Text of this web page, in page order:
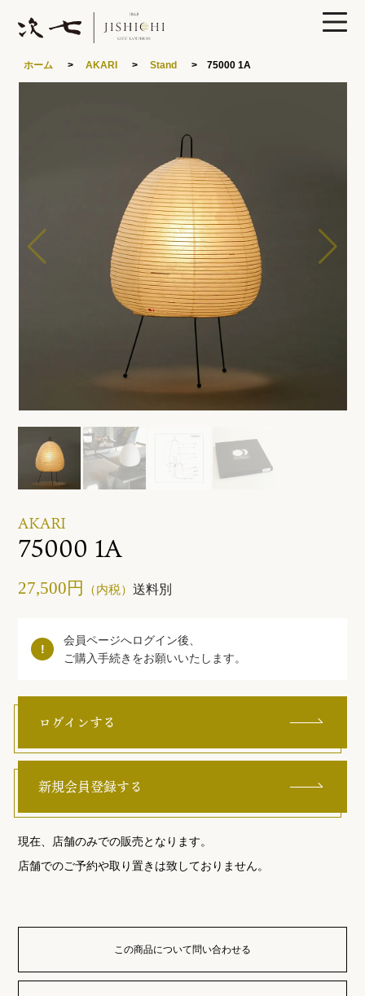
あかりや次七について
特集
ホーム > AKARI > Stand > 75000 1A
AKARI
75000 1A
27,500円 （内税）送料別
会員ページへログイン後、
ご購入手続きをお願いいたします。
ログインする
新規会員登録する
現在、店舗のみでの販売となります。
店舗でのご予約や取り置きは致しておりません。
この商品について問い合わせる